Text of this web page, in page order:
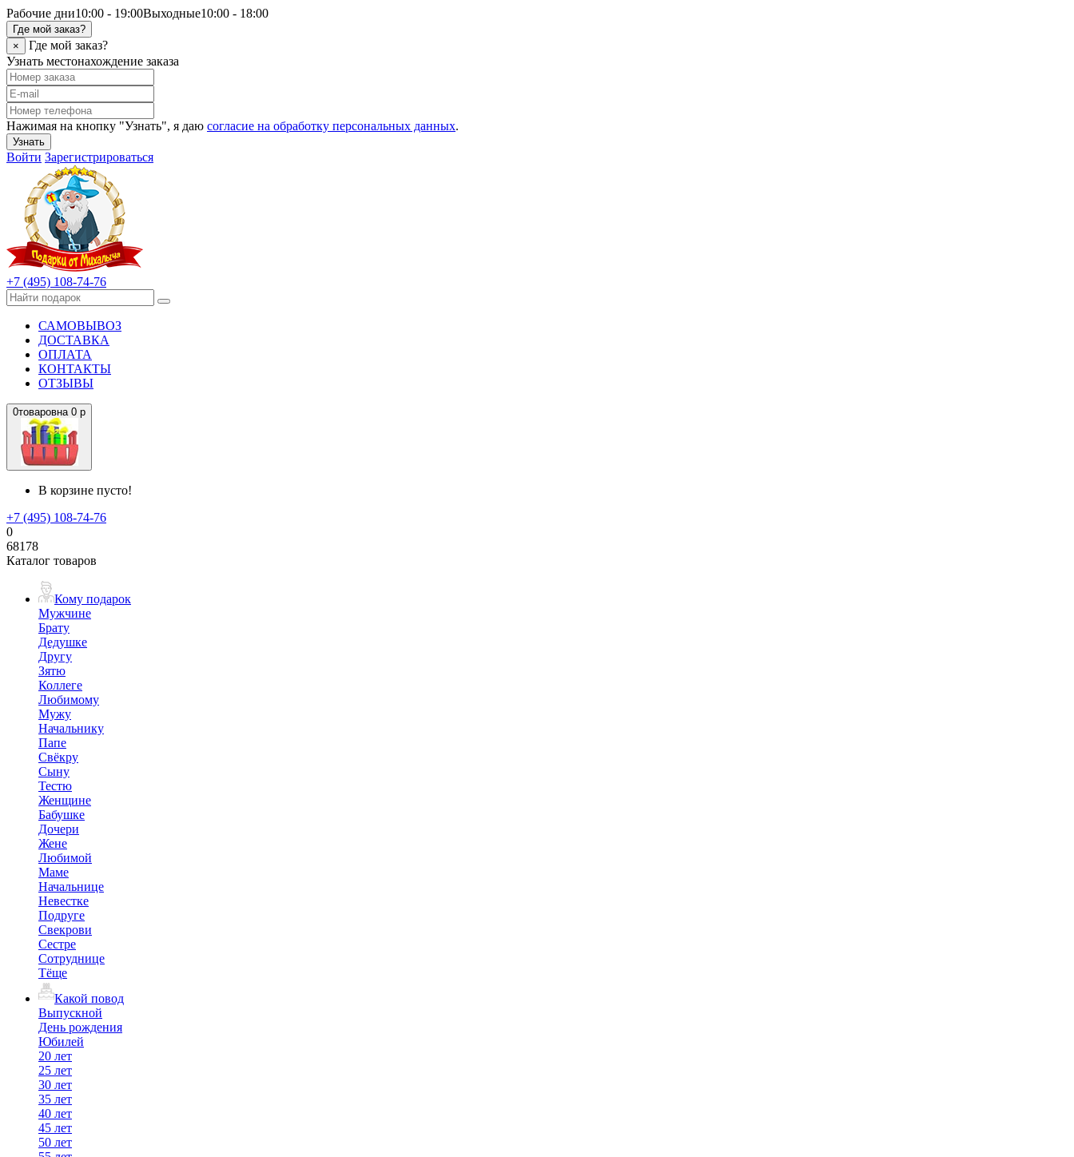
Рабочие дни10:00 - 19:00Выходные10:00 - 18:00
Где мой заказ?
×
Где мой заказ?
Узнать местонахождение заказа
Нажимая на кнопку "Узнать", я даю согласие на обработку персональных данных.
Узнать
Войти Зарегистрироваться
+7 (495) 108-74-76
САМОВЫВОЗ
ДОСТАВКА
ОПЛАТА
КОНТАКТЫ
ОТЗЫВЫ
0товаровна 0 р
В корзине пусто!
+7 (495) 108-74-76
0
68178
Каталог товаров
Кому подарок
Мужчине
Брату
Дедушке
Другу
Зятю
Коллеге
Любимому
Мужу
Начальнику
Папе
Свёкру
Сыну
Тестю
Женщине
Бабушке
Дочери
Жене
Любимой
Маме
Начальнице
Невестке
Подруге
Свекрови
Сестре
Сотруднице
Тёще
Какой повод
Выпускной
День рождения
Юбилей
20 лет
25 лет
30 лет
35 лет
40 лет
45 лет
50 лет